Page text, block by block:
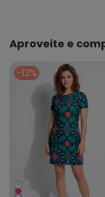
Aproveite e
-12%
+